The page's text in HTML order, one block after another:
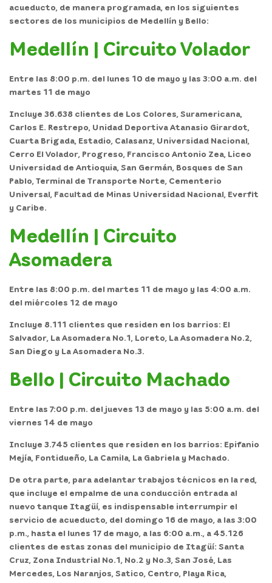
acueducto, de manera programada, en los siguientes
sectores de los municipios de Medellín y Bello:
Medellín | Circuito Volador
Entre las 8:00 p.m. del lunes 10 de mayo y las 3:00 a.m. del
martes 11 de mayo
Incluye 36.638 clientes de Los Colores, Suramericana,
Carlos E. Restrepo, Unidad Deportiva Atanasio Girardot,
Cuarta Brigada, Estadio, Calasanz, Universidad Nacional,
Cerro El Volador, Progreso, Francisco Antonio Zea, Liceo
Universidad de Antioquia, San Germán, Bosques de San
Pablo, Terminal de Transporte Norte, Cementerio
Universal, Facultad de Minas Universidad Nacional, Everfit
y Caribe.
Medellín | Circuito
Asomadera
Entre las 8:00 p.m. del martes 11 de mayo y las 4:00 a.m.
del miércoles 12 de mayo
Incluye 8.111 clientes que residen en los barrios: El
Salvador, La Asomadera No.1, Loreto, La Asomadera No.2,
San Diego y La Asomadera No.3.
Bello | Circuito Machado
Entre las 7:00 p.m. del jueves 13 de mayo y las 5:00 a.m. del
viernes 14 de mayo
Incluye 3.745 clientes que residen en los barrios: Epifanio
Mejía, Fontidueño, La Camila, La Gabriela y Machado.
De otra parte, para adelantar trabajos técnicos en la red,
que incluye el empalme de una conducción entrada al
nuevo tanque Itagüí, es indispensable interrumpir el
servicio de acueducto, del domingo 16 de mayo, a las 3:00
p.m., hasta el lunes 17 de mayo, a las 6:00 a.m., a 45.126
clientes de estas zonas del municipio de Itagüí: Santa
Cruz, Zona Industrial No.1, No.2 y No.3, San José, Las
Mercedes, Los Naranjos, Satico, Centro, Playa Rica,